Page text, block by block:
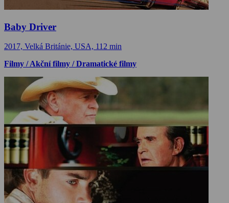
Baby Driver
2017, Velká Británie, USA, 112 min
Filmy / Akční filmy / Dramatické filmy